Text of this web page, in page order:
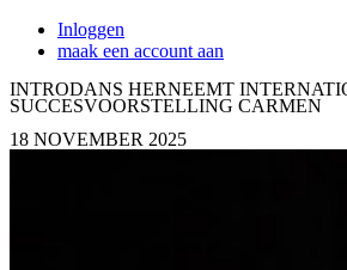
Inloggen
maak een account aan
INTRODANS HERNEEMT
SUCCESVOORSTELLING CARMEN
18 NOVEMBER 2025